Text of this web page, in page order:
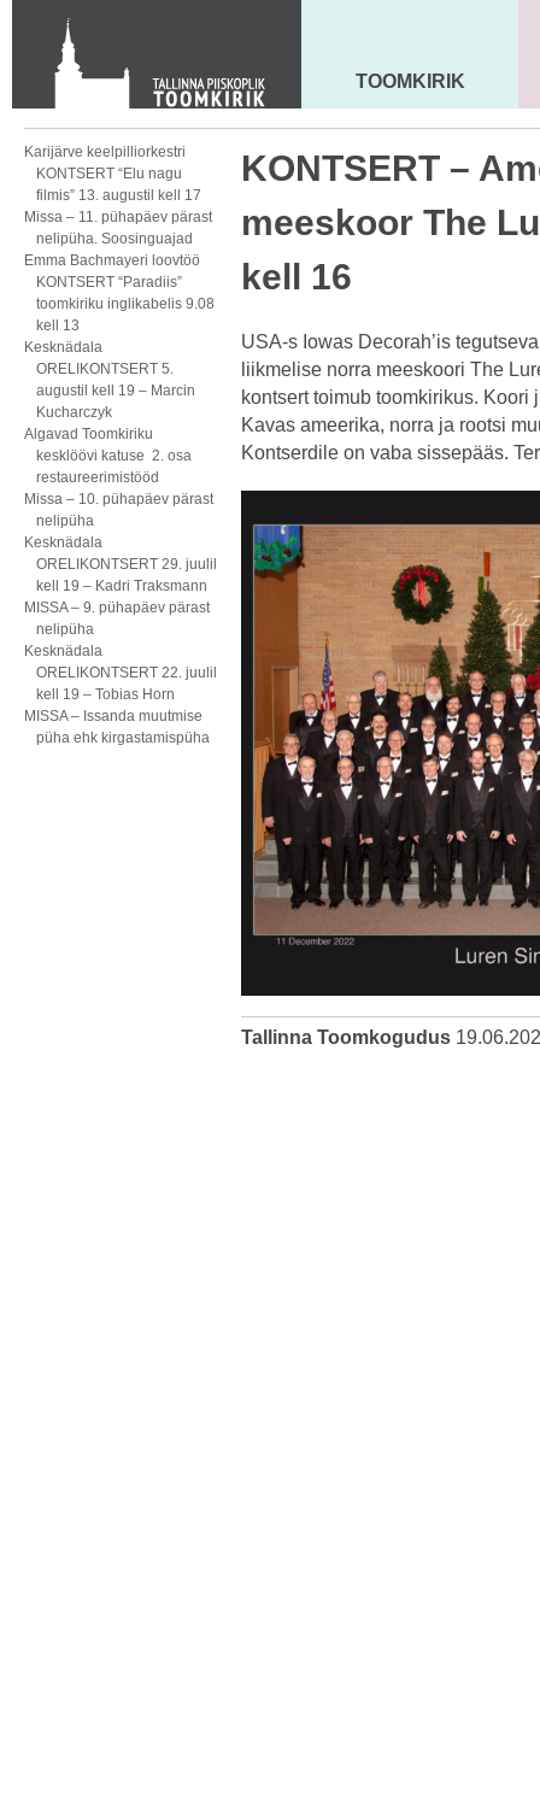
KONTAKT
Toom-Kooli 6, 10130 TALLINN
tallinna.toom@eelk.ee
MAARJA KIRIK
TOOMKIRIK
Karijärve keelpilliorkestri
KONTSERT “Elu nagu
filmis” 13. augustil kell 17
Missa – 11. pühapäev pärast
nelipüha. Soosinguajad
Emma Bachmayeri loovtöö
KONTSERT “Paradiis”
toomkiriku inglikabelis 9.08
kell 13
Kesknädala
ORELIKONTSERT 5.
augustil kell 19 – Marcin
Kucharczyk
Algavad Toomkiriku
kesklöövi katuse 2. osa
restaureerimistööd
Missa – 10. pühapäev pärast
nelipüha
Kesknädala
ORELIKONTSERT 29. juulil
kell 19 – Kadri Traksmann
MISSA – 9. pühapäev pärast
nelipüha
Kesknädala
ORELIKONTSERT 22. juulil
kell 19 – Tobias Horn
MISSA – Issanda muutmise
püha ehk kirgastamispüha
KONTSERT –
meeskoor The
kell 16
USA-s Iowas Decorah’is
liikmelise norra meeskoori The
kontsert toimub toomkirikus. Koori
Kavas ameerika, norra ja rootsi
Kontserdile on vaba sissepääs.
Tallinna Toomkogudus